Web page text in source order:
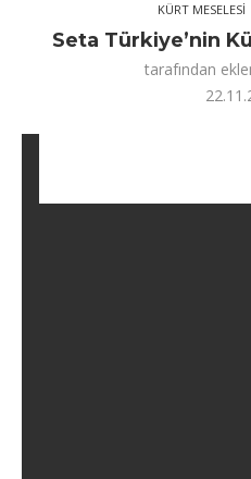
KÜRT MESELESİ
Seta Türkiye’nin
tarafından